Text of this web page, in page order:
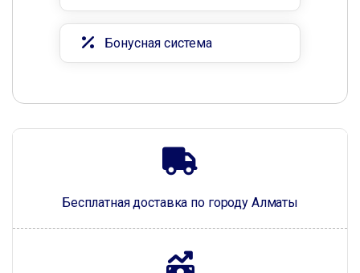
Бесплатная доставка по городу Алматы
Бонусная система